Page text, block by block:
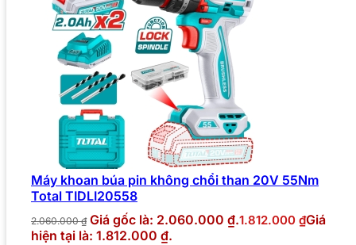
Máy khoan búa pin không chổi than 20V 55Nm
Total TIDLI20558
2.060.000₫ Giá gốc là: 2.060.000 ₫.1.812.000 ₫Giá
hiện tại là: 1.812.000 ₫.